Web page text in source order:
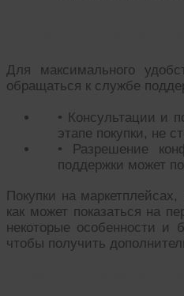
Для максимального
обращаться к службе
• Консультации и
этапе покупки, не
• Разрешение
поддержки может
Покупки на
как может показаться на
некоторые особенности и
чтобы получить